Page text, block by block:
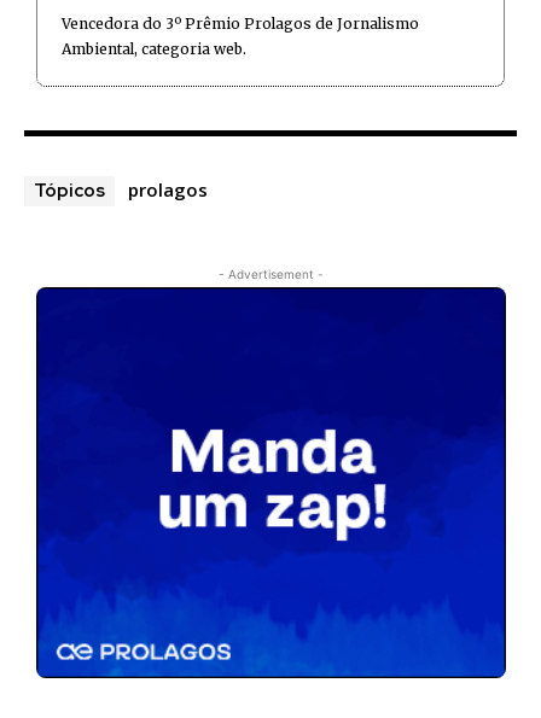
Vencedora do 3º Prêmio Prolagos de Jornalismo
Ambiental, categoria web.
Tópicos prolagos
- Advertisement -